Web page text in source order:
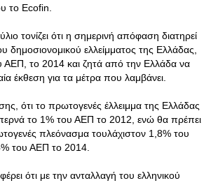
το Ecofin.
τονίζει ότι η σημερινή απόφαση διατηρεί
δημοσιονομικού ελλείμματος της Ελλάδας,
ΑΕΠ, το 2014 και ζητά από την Ελλάδα να
έκθεση για τα μέτρα που λαμβάνει.
ότι το πρωτογενές έλλειμμα της Ελλάδας
το 1% του ΑΕΠ το 2012, ενώ θα πρέπει
πλεόνασμα τουλάχιστον 1,8% του
του ΑΕΠ το 2014.
ότι με την ανταλλαγή του ελληνικού